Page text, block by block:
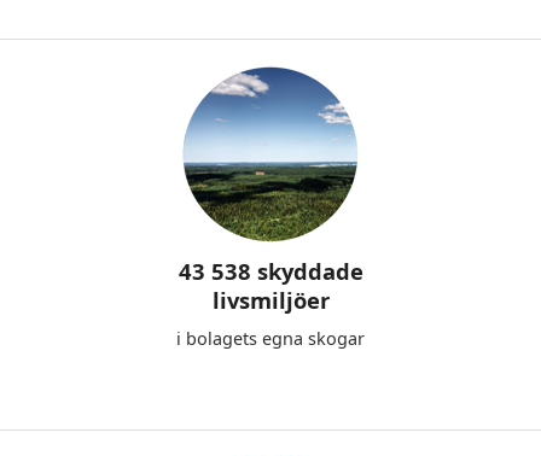
43 538 skyddade
livsmiljöer
i bolagets egna skogar